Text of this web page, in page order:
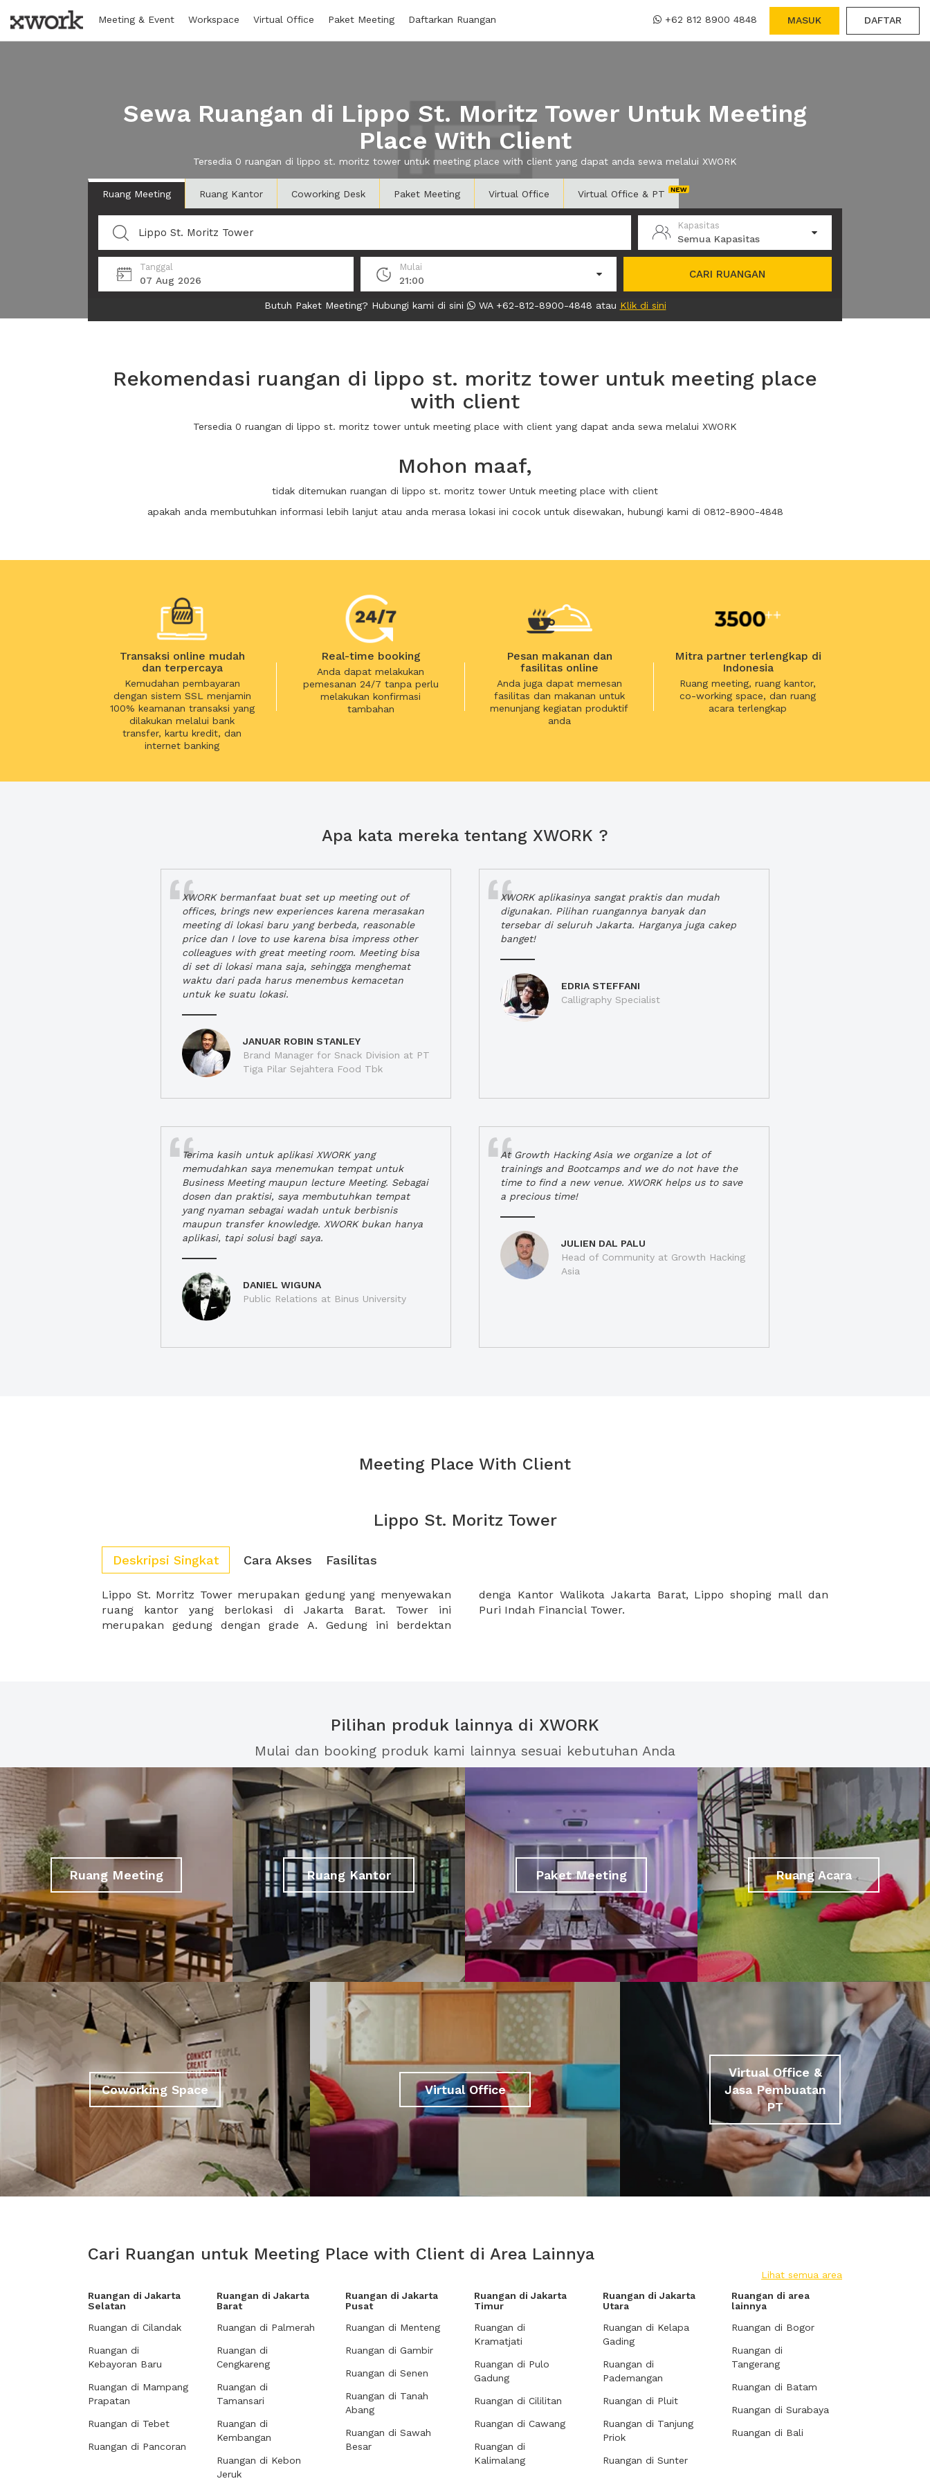
Meeting & Event Workspace Virtual Office Paket Meeting Daftarkan Ruangan +62 812 8900 4848 MASUK DAFTAR
Sewa Ruangan di Lippo St. Moritz Tower Untuk Meeting
Place With Client
Tersedia 0 ruangan di lippo st. moritz tower untuk meeting place with client yang dapat anda sewa melalui XWORK
Ruang Meeting Ruang Kantor Coworking Desk Paket Meeting Virtual Office Virtual Office & PT
Kapasitas
Semua Kapasitas
Tanggal
07 Aug 2026
Mulai
21:00
CARI RUANGAN
Butuh Paket Meeting? Hubungi kami di sini WA +62-812-8900-4848 atau Klik di sini
Rekomendasi ruangan di lippo st. moritz tower untuk meeting place
with client
Tersedia 0 ruangan di lippo st. moritz tower untuk meeting place with client yang dapat anda sewa melalui XWORK
Mohon maaf,
tidak ditemukan ruangan di lippo st. moritz tower Untuk meeting place with client
apakah anda membutuhkan informasi lebih lanjut atau anda merasa lokasi ini cocok untuk disewakan, hubungi kami di 0812-8900-4848
Transaksi online mudah
dan terpercaya
Kemudahan pembayaran
dengan sistem SSL menjamin
100% keamanan transaksi yang
dilakukan melalui bank
transfer, kartu kredit, dan
internet banking
Real-time booking
Anda dapat melakukan
pemesanan 24/7 tanpa perlu
melakukan konfirmasi
tambahan
Pesan makanan dan
fasilitas online
Anda juga dapat memesan
fasilitas dan makanan untuk
menunjang kegiatan produktif
anda
Mitra partner terlengkap di
Indonesia
Ruang meeting, ruang kantor,
co-working space, dan ruang
acara terlengkap
Apa kata mereka tentang XWORK ?
XWORK bermanfaat buat set up meeting out of
offices, brings new experiences karena merasakan
meeting di lokasi baru yang berbeda, reasonable
price dan I love to use karena bisa impress other
colleagues with great meeting room. Meeting bisa
di set di lokasi mana saja, sehingga menghemat
waktu dari pada harus menembus kemacetan
untuk ke suatu lokasi.
JANUAR ROBIN STANLEY
Brand Manager for Snack Division at PT
Tiga Pilar Sejahtera Food Tbk
XWORK aplikasinya sangat praktis dan mudah
digunakan. Pilihan ruangannya banyak dan
tersebar di seluruh Jakarta. Harganya juga cakep
banget!
EDRIA STEFFANI
Calligraphy Specialist
Terima kasih untuk aplikasi XWORK yang
memudahkan saya menemukan tempat untuk
Business Meeting maupun lecture Meeting. Sebagai
dosen dan praktisi, saya membutuhkan tempat
yang nyaman sebagai wadah untuk berbisnis
maupun transfer knowledge. XWORK bukan hanya
aplikasi, tapi solusi bagi saya.
DANIEL WIGUNA
Public Relations at Binus University
At Growth Hacking Asia we organize a lot of
trainings and Bootcamps and we do not have the
time to find a new venue. XWORK helps us to save
a precious time!
JULIEN DAL PALU
Head of Community at Growth Hacking
Asia
Meeting Place With Client
Lippo St. Moritz Tower
Deskripsi Singkat Cara Akses Fasilitas
Lippo St. Morritz Tower merupakan gedung yang menyewakan
ruang kantor yang berlokasi di Jakarta Barat. Tower ini
merupakan gedung dengan grade A. Gedung ini berdektan
denga Kantor Walikota Jakarta Barat, Lippo shoping mall dan
Puri Indah Financial Tower.
Pilihan produk lainnya di XWORK
Mulai dan booking produk kami lainnya sesuai kebutuhan Anda
Ruang Meeting Ruang Kantor Paket Meeting Ruang Acara
Coworking Space Virtual Office
Virtual Office &
Jasa Pembuatan
PT
Cari Ruangan untuk Meeting Place with Client di Area Lainnya
Lihat semua area
Ruangan di Jakarta
Selatan
Ruangan di Cilandak
Ruangan di
Kebayoran Baru
Ruangan di Mampang
Prapatan
Ruangan di Tebet
Ruangan di Pancoran
Ruangan di Jakarta
Barat
Ruangan di Palmerah
Ruangan di
Cengkareng
Ruangan di
Tamansari
Ruangan di
Kembangan
Ruangan di Kebon
Jeruk
Ruangan di Jakarta
Pusat
Ruangan di Menteng
Ruangan di Gambir
Ruangan di Senen
Ruangan di Tanah
Abang
Ruangan di Sawah
Besar
Ruangan di Jakarta
Timur
Ruangan di
Kramatjati
Ruangan di Pulo
Gadung
Ruangan di Cililitan
Ruangan di Cawang
Ruangan di
Kalimalang
Ruangan di Jakarta
Utara
Ruangan di Kelapa
Gading
Ruangan di
Pademangan
Ruangan di Pluit
Ruangan di Tanjung
Priok
Ruangan di Sunter
Ruangan di area
lainnya
Ruangan di Bogor
Ruangan di
Tangerang
Ruangan di Batam
Ruangan di Surabaya
Ruangan di Bali